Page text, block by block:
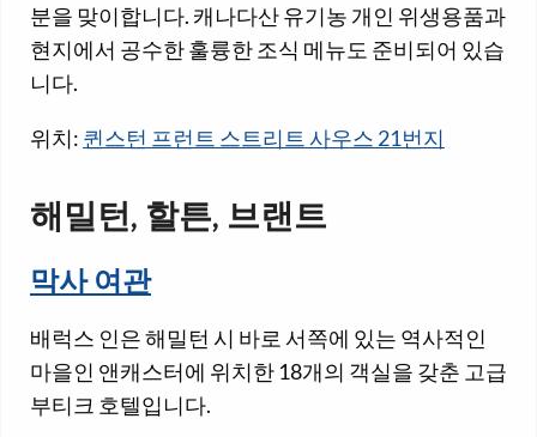
분을 맞이합니다. 캐나다산 유기농 개인 위생용품과
현지에서 공수한 훌륭한 조식 메뉴도 준비되어 있습
니다.
위치: 퀸스턴 프런트 스트리트 사우스 21번지
해밀턴, 할튼, 브랜트
막사 여관
배럭스 인은 해밀턴 시 바로 서쪽에 있는 역사적인
마을인 앤캐스터에 위치한 18개의 객실을 갖춘 고급
부티크 호텔입니다.